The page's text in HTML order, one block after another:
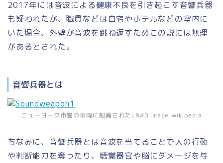
2017年には音波による健康不良を引き起こす音響兵器
も疑われたが、職員などは自宅やホテルなどの室内に
いた場合、外壁が音波を跳ね返すためこの説には無理
があるとされた。
音響兵器とは
ニューヨーク市警の車両に配備されたLRAD image:wikipedia
ちなみに、音響兵器とは音波を当てることで人の行動
や判断能力を奪ったり、聴覚器官や脳にダメージを与